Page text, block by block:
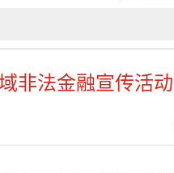
非法金融宣传活动